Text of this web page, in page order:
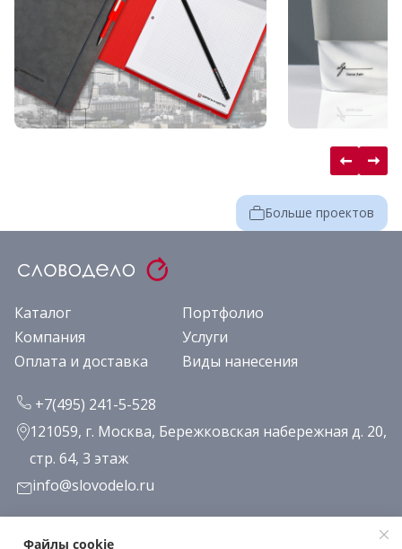
Больше проектов
Каталог
Портфолио
Компания
Услуги
Оплата и доставка
Виды нанесения
+7(495) 241-5-528
121059, г. Москва, Бережковская набережная д. 20,
стр. 64, 3 этаж
info@slovodelo.ru
Заказать звонок
Файлы cookie